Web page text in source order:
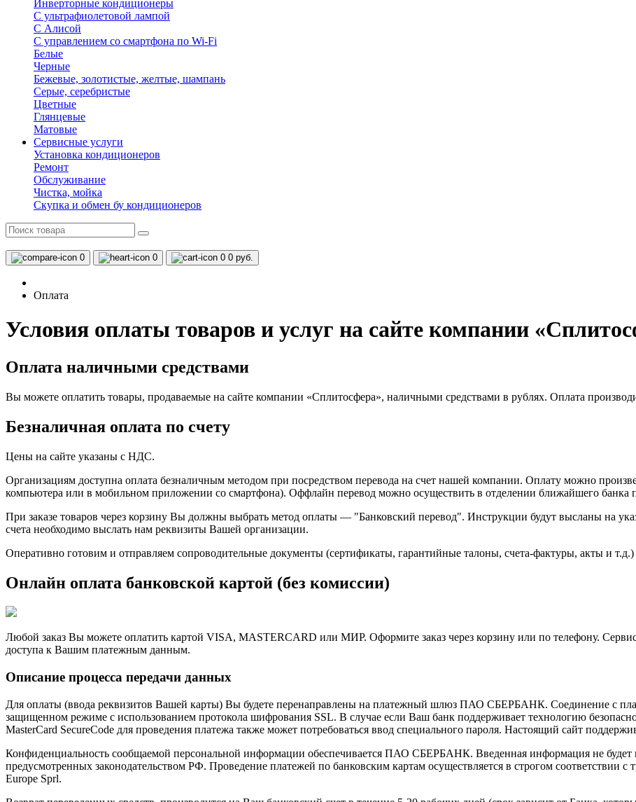
Инверторные кондиционеры
С ультрафиолетовой лампой
С Алисой
С управлением со смартфона по Wi-Fi
Белые
Черные
Бежевые, золотистые, желтые, шампань
Серые, серебристые
Цветные
Глянцевые
Матовые
Сервисные услуги
Установка кондиционеров
Ремонт
Обслуживание
Чистка, мойка
Скупка и обмен бу кондиционеров
0 0 0 0 руб.
Оплата
Условия оплаты товаров и услуг на сайте компании
Оплата наличными средствами
Вы можете оплатить товары, продаваемые на сайте компании «Сплитосфера», наличными средствами в рублях. Оплата
Безналичная оплата по счету
Цены на сайте указаны с НДС.
Организациям доступна оплата безналичным методом при посредством перевода на счет нашей компании. Оплату можно
компьютера или в мобильном приложении со смартфона). Оффлайн перевод можно осуществить в отделении ближайшего банка
При заказе товаров через корзину Вы должны выбрать метод оплаты — "Банковский перевод". Инструкции будут высланы на
счета необходимо выслать нам реквизиты Вашей организации.
Оперативно готовим и отправляем сопроводительные документы (сертификаты, гарантийные талоны, счета-фактуры, акты и т.д.)
Онлайн оплата банковской картой (без комиссии)
Любой заказ Вы можете оплатить картой VISA, MASTERCARD или МИР. Оформите заказ через корзину или по телефону.
доступа к Вашим платежным данным.
Описание процесса передачи данных
Для оплаты (ввода реквизитов Вашей карты) Вы будете перенаправлены на платежный шлюз ПАО СБЕРБАНК. Соединение с
защищенном режиме с использованием протокола шифрования SSL. В случае если Ваш банк поддерживает технологию
MasterCard SecureCode для проведения платежа также может потребоваться ввод специального пароля. Настоящий сайт
Конфиденциальность сообщаемой персональной информации обеспечивается ПАО СБЕРБАНК. Введенная информация не будет
предусмотренных законодательством РФ. Проведение платежей по банковским картам осуществляется в строгом соответствии
Europe Sprl.